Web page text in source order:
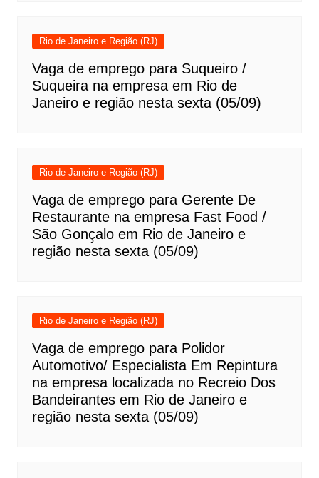
Rio de Janeiro e Região (RJ)
Vaga de emprego para Suqueiro /
Suqueira na empresa em Rio de
Janeiro e região nesta sexta (05/09)
Rio de Janeiro e Região (RJ)
Vaga de emprego para Gerente De
Restaurante na empresa Fast Food /
São Gonçalo em Rio de Janeiro e
região nesta sexta (05/09)
Rio de Janeiro e Região (RJ)
Vaga de emprego para Polidor
Automotivo/ Especialista Em Repintura
na empresa localizada no Recreio Dos
Bandeirantes em Rio de Janeiro e
região nesta sexta (05/09)